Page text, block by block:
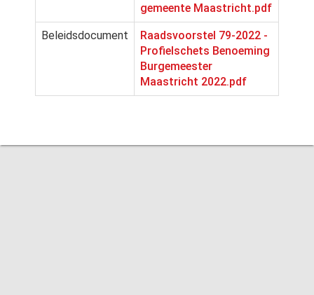
gemeente Maastricht.pdf
Beleidsdocument
Raadsvoorstel 79-2022 -
Profielschets Benoeming
Burgemeester
Maastricht 2022.pdf